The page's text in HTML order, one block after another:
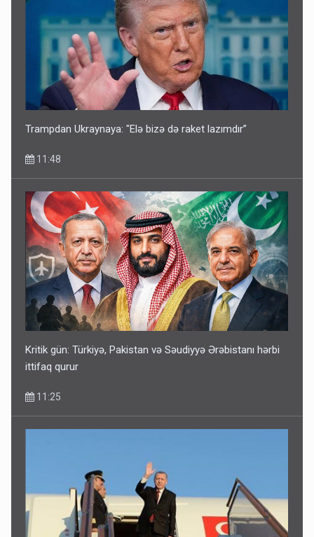
Trampdan Ukraynaya: "Elə bizə də raket lazımdır”
11:48
Kritik gün: Türkiyə, Pakistan və Səudiyyə Ərəbistanı hərbi
ittifaq qurur
11:25